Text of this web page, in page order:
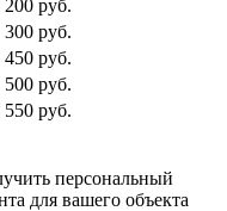
200 руб.
300 руб.
450 руб.
500 руб.
550 руб.
персональный
для вашего объекта